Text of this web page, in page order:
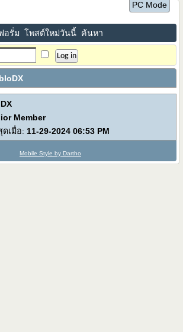
PC Mode
อรั่ม โพสต์ใหม่วันนี้ ค้นหา
Member
เมื่อ: 11-29-202406:53 PM
Mobile Style by Dartho